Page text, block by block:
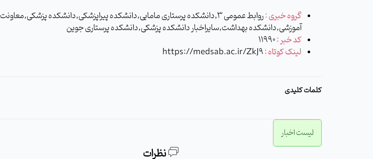
گروه خبری :
روابط عمومی 3,دانشکده پرستاری مامایی,دانشکده پیراپزشکی,دانشکده پزشکی,معاونت
آموزشی,دانشکده بهداشت,سایراخبار دانشکده پزشکی,دانشکده پرستاری جوین
کد خبر :11990
لینک کوتاه : https://medsab.ac.ir/ZkJ9
کلمات کلیدی
لیست اخبار